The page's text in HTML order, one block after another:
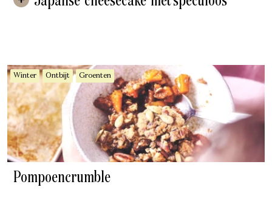
Winter Ontbijt Groenten
Pompoencrumble